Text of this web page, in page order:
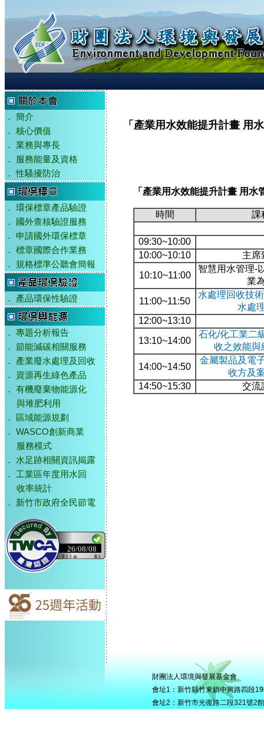
．
簡介
．
核心價值
．
業務與專長
．
服務能量及資格
．
性騷擾防治
．
環保標章產品驗證
．
國外查核驗證服務
．
申請國外環保標章
．
標章國際合作業務
．
規格標準公聽會簡報
． 產品環保性驗證
．
專題分析報告
．
節能減碳相關服務
．
產業廢水處理及回收
．
資源再生綠色產品
．
有機廢棄物能源化
與堆肥利用
．
區域能源規劃
．
WASCO創新商業
服務模式
．
水足跡相關資訊揭露
．
工業區年度用水回
收率統計
．
新竹市政府全民節電
26/08/08
「產業用水效能提升計畫 用
「產業用水效能提升計畫 用
時間
課
09:30~10:00
10:00~10:10
主席
10:10~11:00
智慧用水管理-
業
11:00~11:50
水處理回收技
水處
12:00~13:10
13:10~14:00
石化/化工業二
收之效能與
14:00~14:50
金屬製品及電
收方及
14:50~15:30
交流
財團法人環境與發展基金會
會址1：新竹縣竹東鎮中興路四段
會址2：新竹市光復路二段321號2